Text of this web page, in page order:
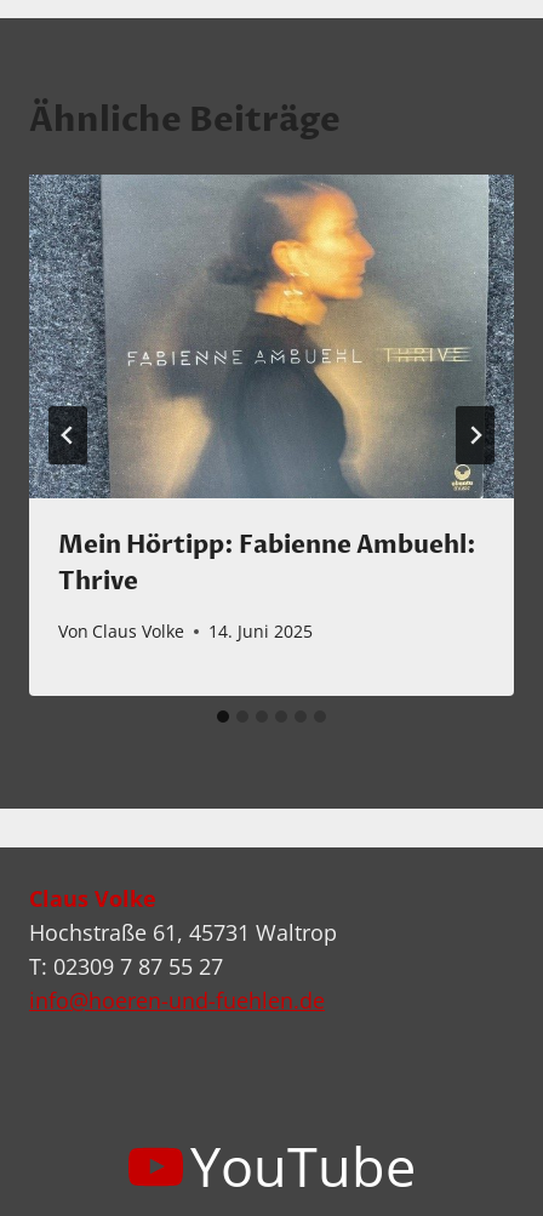
Ähnliche Beiträge
Mein Hörtipp: Fabienne Ambuehl:
Thrive
Von Claus Volke 14. Juni 2025
Claus Volke
Hochstraße 61, 45731 Waltrop
T: 02309 7 87 55 27
info@hoeren-und-fuehlen.de
YouTube